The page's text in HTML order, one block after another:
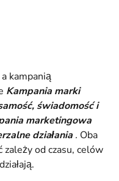
kampanią
Kampania marki
świadomość i
marketingowa
działania . Oba
zależy od czasu, celów